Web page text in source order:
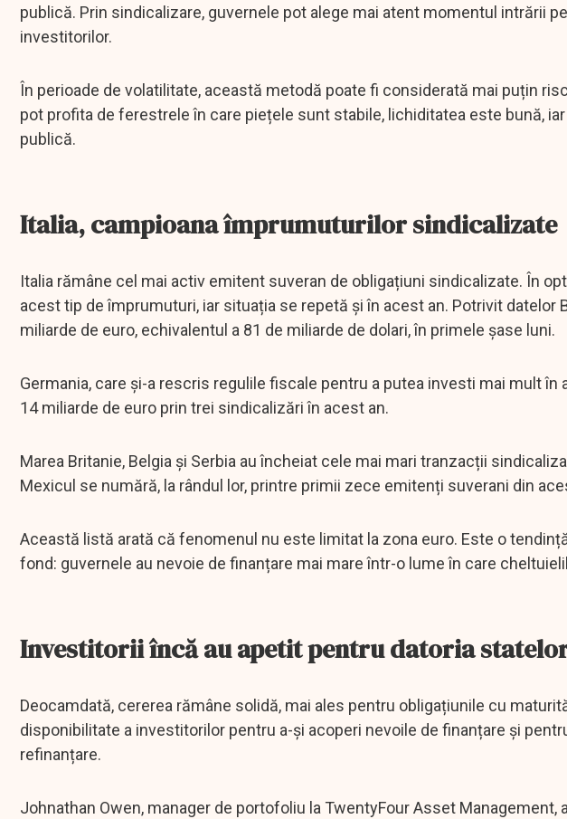
publică. Prin sindicalizare, guvernele pot alege mai atent momentul intrării
investitorilor.
În perioade de volatilitate, această metodă poate fi considerată mai puțin
pot profita de ferestrele în care piețele sunt stabile, lichiditatea este bună,
publică.
Italia, campioana împrumuturilor sindicalizate
Italia rămâne cel mai activ emitent suveran de obligațiuni sindicalizate. În
acest tip de împrumuturi, iar situația se repetă și în acest an. Potrivit datelor
miliarde de euro, echivalentul a 81 de miliarde de dolari, în primele șase luni.
Germania, care și-a rescris regulile fiscale pentru a putea investi mai mult
14 miliarde de euro prin trei sindicalizări în acest an.
Marea Britanie, Belgia și Serbia au încheiat cele mai mari tranzacții
Mexicul se numără, la rândul lor, printre primii zece emitenți suverani din
Această listă arată că fenomenul nu este limitat la zona euro. Este o
fond: guvernele au nevoie de finanțare mai mare într-o lume în care
Investitorii încă au apetit pentru datoria
Deocamdată, cererea rămâne solidă, mai ales pentru obligațiunile cu
disponibilitate a investitorilor pentru a-și acoperi nevoile de finanțare și
refinanțare.
Johnathan Owen, manager de portofoliu la TwentyFour Asset